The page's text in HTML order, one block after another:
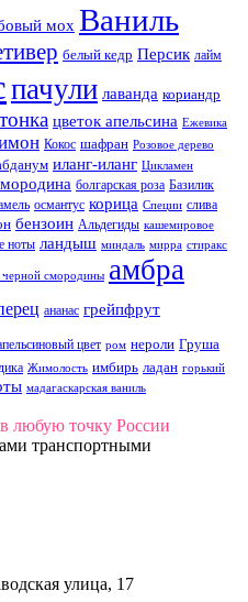
мох Ваниль
белый кедр Персик лайм
пачули лаванда кориандр
цветок апельсина Ежевика
Кокос шафран Розовое дерево
иланг-иланг Цикламен
болгарская роза Базилик
османтус корица Специи слива
бензоин Альдегиды кашемировое
ноты ландыш миндаль мирра стиракс
черной смородины амбра
ананас грейпфрут
цвет ром нероли Груша
Жимолость имбирь ладан горький
мадагаскарская ваниль
в любую точку России
транспортными
улица, 17